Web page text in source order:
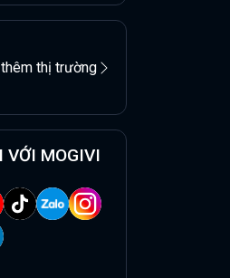
thị trường
VỚI MOGIVI